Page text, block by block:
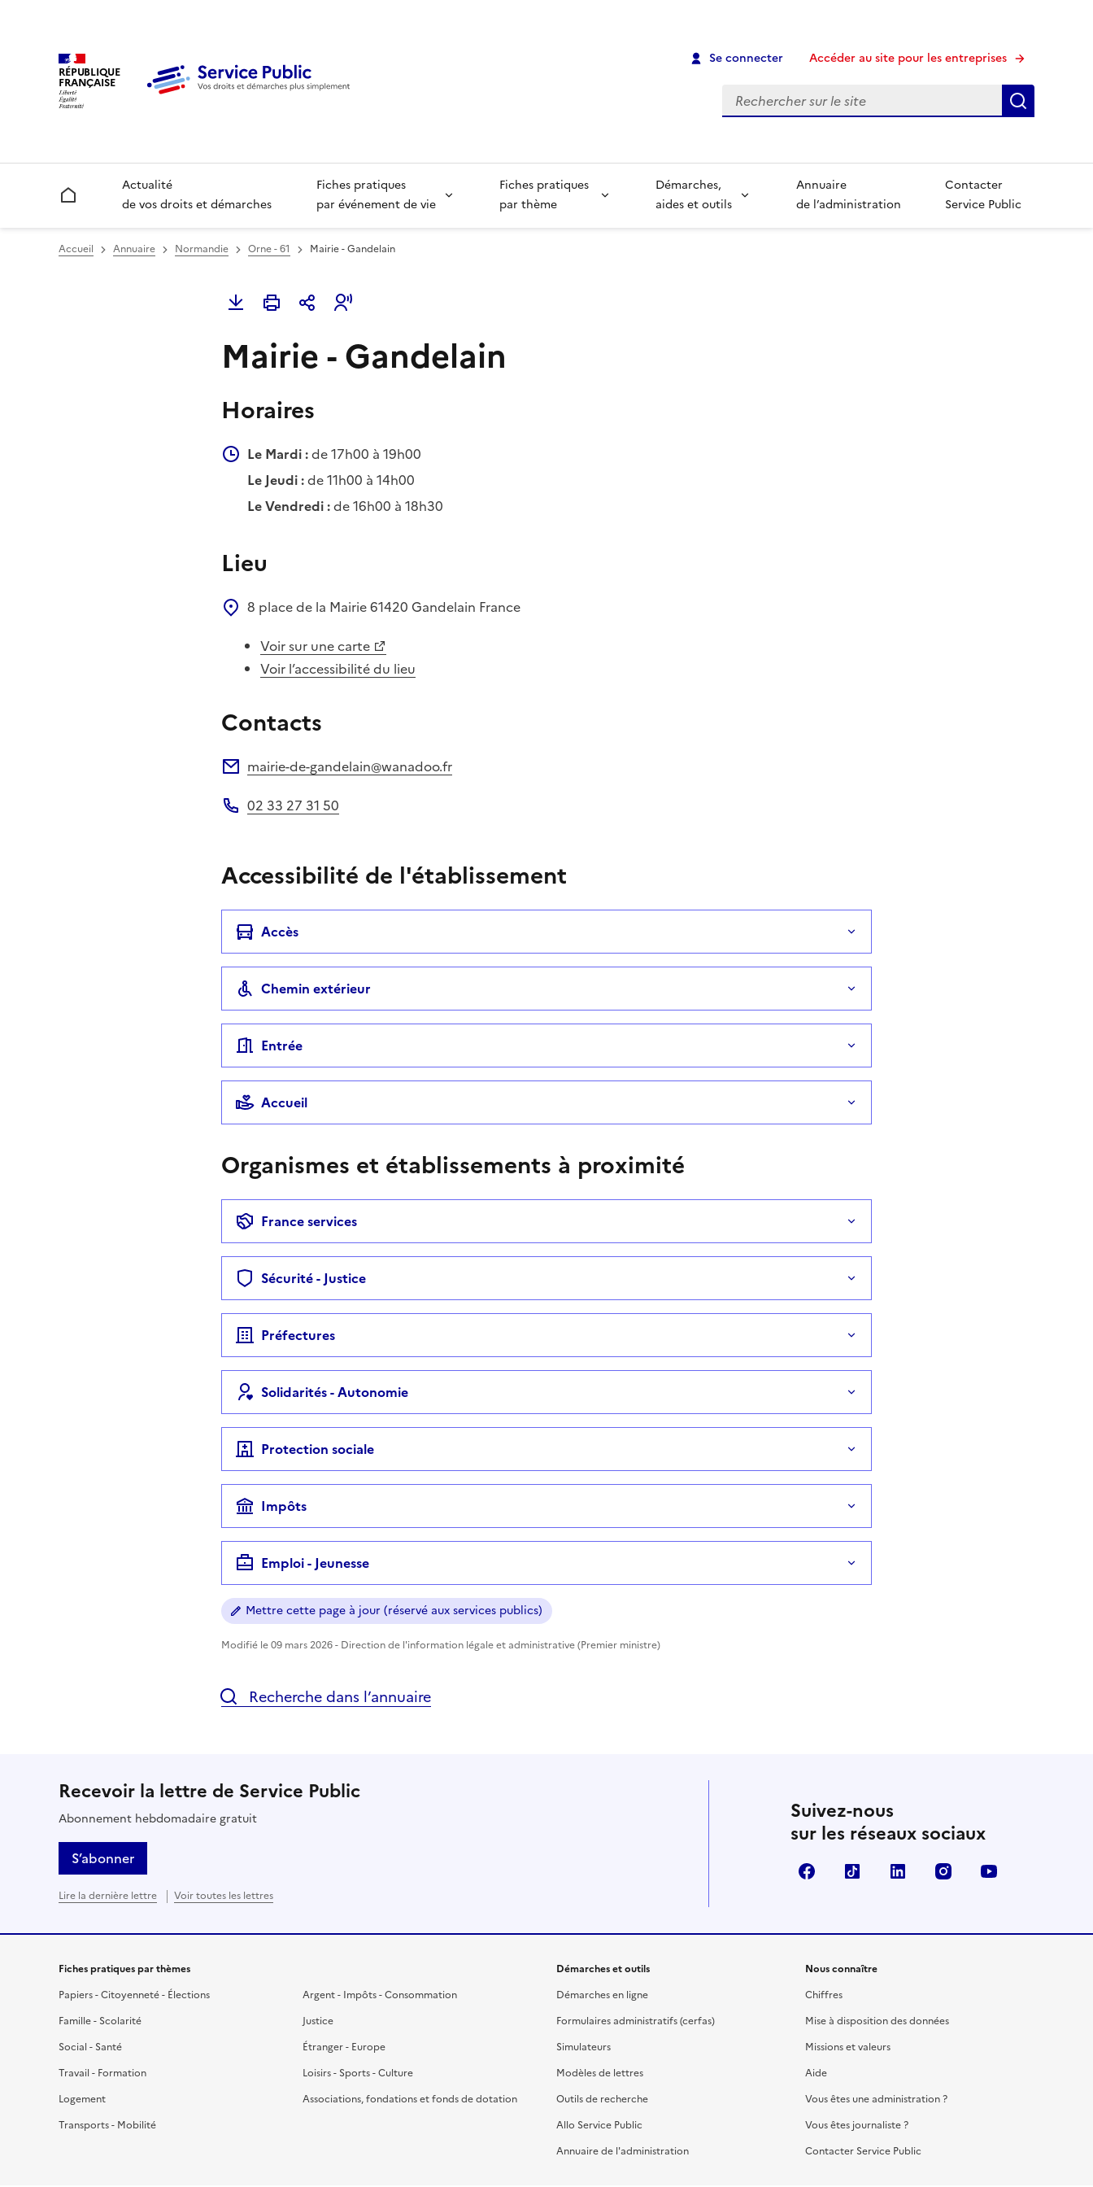
RÉPUBLIQUE
FRANÇAISE
Se connecter Accéder au site pour les entreprises
Recherche
Accueil
Actualité
de vos droits et démarches
Fiches pratiques
par événement de vie
Fiches pratiques
par thème
Démarches,
aides et outils
Annuaire
de l’administration
Contacter
Service Public
Accueil Annuaire Normandie Orne - 61 Mairie - Gandelain
Mairie - Gandelain
Horaires
Le Mardi :de 17h00 à 19h00
Le Jeudi :de 11h00 à 14h00
Le Vendredi :de 16h00 à 18h30
Lieu
8 place de la Mairie61420 Gandelain France
Voir sur une carte
Voir l’accessibilité du lieu
Contacts
mairie-de-gandelain@wanadoo.fr
02 33 27 31 50
Accessibilité de l'établissement
Accès
Chemin extérieur
Entrée
Accueil
Organismes et établissements à proximité
France services
Sécurité - Justice
Préfectures
Solidarités - Autonomie
Protection sociale
Impôts
Emploi - Jeunesse
Mettre cette page à jour (réservé aux services publics)
Modifié le 09 mars 2026 - Direction de l'information légale et administrative (Premier ministre)
Recherche dans l’annuaire
Recevoir la lettre de Service Public
Abonnement hebdomadaire gratuit
S’abonner
Lire la dernière lettre Voir toutes les lettres
Suivez-nous
sur les réseaux sociaux
FacebookTikTok LinkedIn Instagram
Fiches pratiques par thèmes
Papiers - Citoyenneté - Élections
Famille - Scolarité
Social - Santé
Travail - Formation
Logement
Transports - Mobilité
Argent - Impôts - Consommation
Justice
Étranger - Europe
Loisirs - Sports - Culture
Associations, fondations et fonds de dotation
Démarches et outils
Démarches en ligne
Formulaires administratifs (cerfas)
Simulateurs
Modèles de lettres
Outils de recherche
Allo Service Public
Annuaire de l'administration
Nous connaître
Chiffres
Mise à disposition des données
Missions et valeurs
Aide
Vous êtes une administration ?
Vous êtes journaliste ?
Contacter Service Public